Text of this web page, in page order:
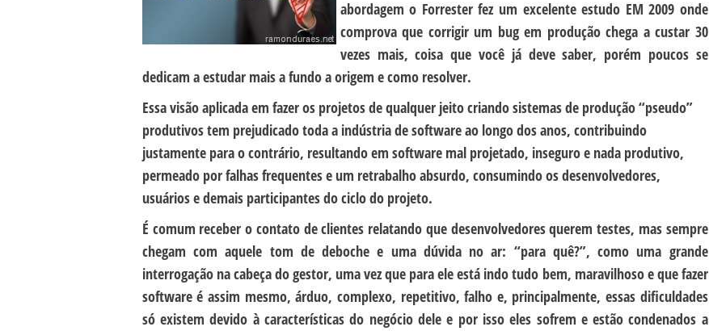
abordagem o Forrester fez um excelente estudo EM 2009 onde
comprova que corrigir um bug em produção chega a custar 30
vezes mais, coisa que você já deve saber, porém poucos se
dedicam a estudar mais a fundo a origem e como resolver.
Essa visão aplicada em fazer os projetos de qualquer jeito criando sistemas de produção “pseudo”
produtivos tem prejudicado toda a indústria de software ao longo dos anos, contribuindo
justamente para o contrário, resultando em software mal projetado, inseguro e nada produtivo,
permeado por falhas frequentes e um retrabalho absurdo, consumindo os desenvolvedores,
usuários e demais participantes do ciclo do projeto.
É comum receber o contato de clientes relatando que desenvolvedores querem testes, mas sempre
chegam com aquele tom de deboche e uma dúvida no ar: “para quê?”, como uma grande
interrogação na cabeça do gestor, uma vez que para ele está indo tudo bem, maravilhoso e que fazer
software é assim mesmo, árduo, complexo, repetitivo, falho e, principalmente, essas dificuldades
só existem devido à características do negócio dele e por isso eles sofrem e estão condenados a